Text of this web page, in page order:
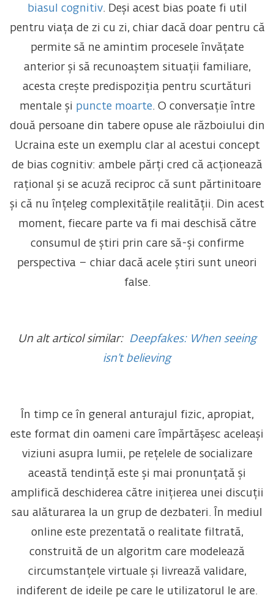
biasul cognitiv. Deși acest bias poate fi util
pentru viața de zi cu zi, chiar dacă doar pentru că
permite să ne amintim procesele învățate
anterior și să recunoaștem situații familiare,
acesta crește predispoziția pentru scurtături
mentale și puncte moarte. O conversație între
două persoane din tabere opuse ale războiului din
Ucraina este un exemplu clar al acestui concept
de bias cognitiv: ambele părți cred că acționează
rațional și se acuză reciproc că sunt părtinitoare
și că nu înțeleg complexitățile realității. Din acest
moment, fiecare parte va fi mai deschisă către
consumul de știri prin care să-și confirme
perspectiva – chiar dacă acele știri sunt uneori
false.
Un alt articol similar:
Deepfakes: When seeing
isn’t believing
În timp ce în general anturajul fizic, apropiat,
este format din oameni care împărtășesc aceleași
viziuni asupra lumii, pe rețelele de socializare
această tendință este și mai pronunțată și
amplifică deschiderea către inițierea unei discuții
sau alăturarea la un grup de dezbateri. În mediul
online este prezentată o realitate filtrată,
construită de un algoritm care modelează
circumstanțele virtuale și livrează validare,
indiferent de ideile pe care le utilizatorul le are.